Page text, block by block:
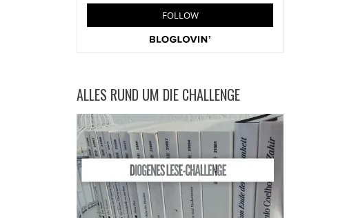
ALLES RUND UM DIE CHALLENGE